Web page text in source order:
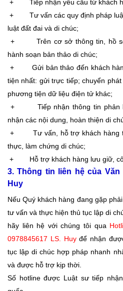
+ Tiếp nhận yêu cầu từ khách
+ Tư vấn các quy định pháp luật
luật đất đai và di chúc;
+ Trên cơ sở thông tin, hồ sơ
hành soạn bản thảo di chúc;
+ Gửi bản thảo đến khách
tiện nhất: gửi trực tiếp; chuyển
phương tiện dữ liệu điện tử khác;
+ Tiếp nhận thông tin phản
nhận các nội dung, hoàn thiện di
+ Tư vấn, hỗ trợ khách hàng
thực, làm chứng di chúc;
+ Hỗ trợ khách hàng lưu giữ,
3. Thông tin liên hệ của
Huy
Nếu Quý khách hàng đang gặp
tư vấn và thực hiện thủ tục lập di
hãy liên hệ với chúng tôi qua
0978845617 LS. Huyđể nhận
tục lập di chúc hợp pháp nhanh
và được hỗ trợ kịp thời.
Số hotline được Luật sư tiếp